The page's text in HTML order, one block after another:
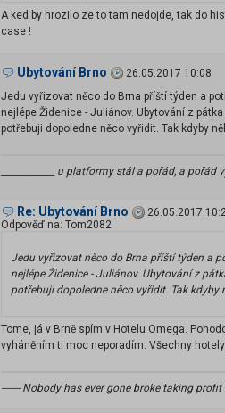
A ked by hrozilo ze to tam nedojde, tak do
case !
Ubytování Brno
26.05.2017 10:08
Jedu vyřizovat něco do Brna příští týden a
nejlépe Židenice - Juliánov. Ubytování z
potřebuji dopoledne něco vyřidit. Tak kdyby
____________ u platformy stál a pořád, a
Re: Ubytování Brno
26.05.2017
Odpověď na: Tom2082
Jedu vyřizovat něco do Brna příští týden a
nejlépe Židenice - Juliánov. Ubytování z
potřebuji dopoledne něco vyřidit. Tak
Tome, já v Brně spím v Hotelu Omega.
vyháněním ti moc neporadím. Všechny
------- Nobody has ever gone broke taking profit